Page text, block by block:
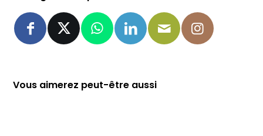
Vous aimerez peut-être aussi